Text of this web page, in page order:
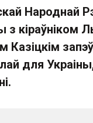
Народнай
кіраўніком
Казіцкім
для